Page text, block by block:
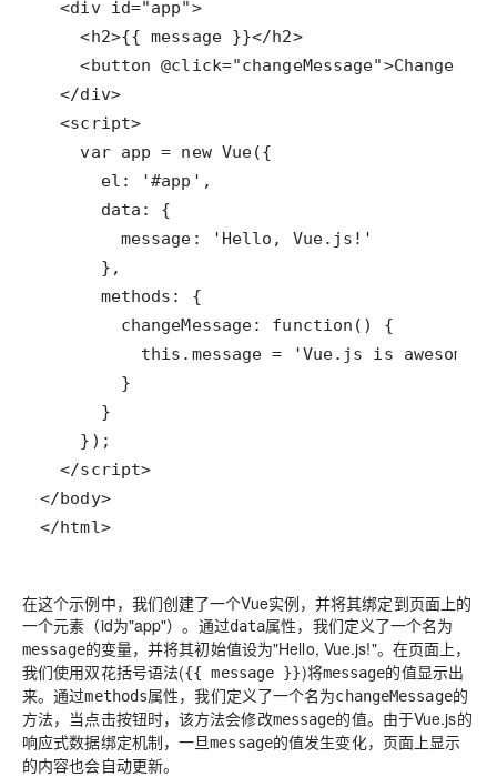
  <div id="app">
    <h2>{{ message }}</h2>
  </div>
</body>
</html>
在这个示例中，我们创建了一个Vue实例，并将其绑定到页面上的
一个元素（id为"app"）。通过data属性，我们定义了一个名为
message的变量，并将其初始值设为"Hello, Vue.js!"。在页面上，
我们使用双花括号语法({{ message }})将message的值显示出
来。通过methods属性，我们定义了一个名为changeMessage的
方法，当点击按钮时，该方法会修改message的值。由于Vue.js的
响应式数据绑定机制，一旦message的值发生变化，页面上显示
的内容也会自动更新。